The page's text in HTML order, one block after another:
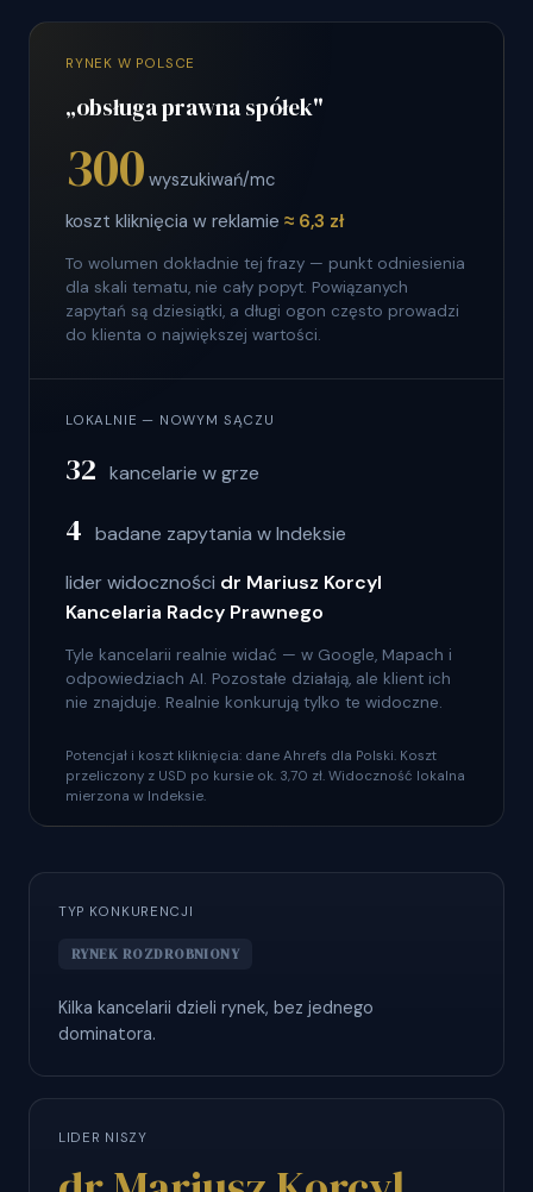
RYNEK W POLSCE
„obsługa prawna spółek"
300 wyszukiwań/mc
koszt kliknięcia w reklamie ≈ 6,3 zł
To wolumen dokładnie tej frazy — punkt odniesienia
dla skali tematu, nie cały popyt. Powiązanych
zapytań są dziesiątki, a długi ogon często prowadzi
do klienta o największej wartości.
LOKALNIE — NOWYM SĄCZU
32 kancelarie w grze
4 badane zapytania w Indeksie
lider widoczności dr Mariusz Korcyl
Kancelaria Radcy Prawnego
Tyle kancelarii realnie widać — w Google, Mapach i
odpowiedziach AI. Pozostałe działają, ale klient ich
nie znajduje. Realnie konkurują tylko te widoczne.
Potencjał i koszt kliknięcia: dane Ahrefs dla Polski. Koszt
przeliczony z USD po kursie ok. 3,70 zł. Widoczność lokalna
mierzona w Indeksie.
TYP KONKURENCJI
RYNEK ROZDROBNIONY
Kilka kancelarii dzieli rynek, bez jednego
dominatora.
LIDER NISZY